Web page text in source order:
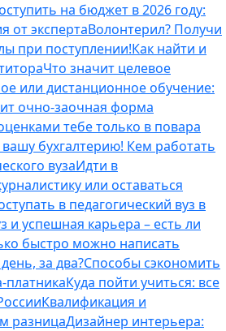
на бюджет в 2026 году:
от экспертаВолонтерил? Получи
при поступлении!Как найти и
Что значит целевое
или дистанционное обучение:
очно-заочная форма
тебе только в повара
бухгалтерию! Кем работать
вузаИдти в
или оставаться
в педагогический вуз в
и успешная карьера – есть ли
быстро можно написать
за два?Способы сэкономить
платникаКуда пойти учиться: все
Квалификация и
разницаДизайнер интерьера: